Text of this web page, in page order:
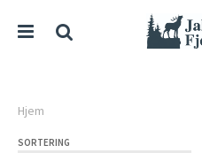
Hjem
SORTERING